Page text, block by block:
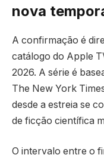
nova
A confirmação é
catálogo do Apple
2026. A série é
The New York
desde a estreia se
de ficção científica
O intervalo entre o